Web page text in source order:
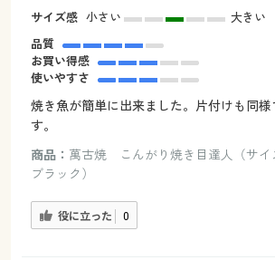
サイズ感 小さい
大きい
品質
お買い得感
使いやすさ
焼き魚が簡単に出来ました。片付けも同様
す。
商品： 萬古焼 こんがり焼き目達人（サイ
ブラック）
役に立った 0